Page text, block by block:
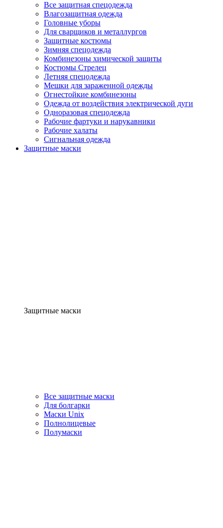
Все защитная спецодежда
Влагозащитная одежда
Головные уборы
Для сварщиков и металлургов
Защитные костюмы
Зимняя спецодежда
Комбинезоны химической защиты
Костюмы Стрелец
Летняя спецодежда
Мешки для зараженной одежды
Огнестойкие комбинезоны
Одежда от воздействия электрической дуги
Одноразовая спецодежда
Рабочие фартуки и нарукавники
Рабочие халаты
Сигнальная одежда
Защитные маски
Защитные маски
Все защитные маски
Для болгарки
Маски Unix
Полнолицевые
Полумаски